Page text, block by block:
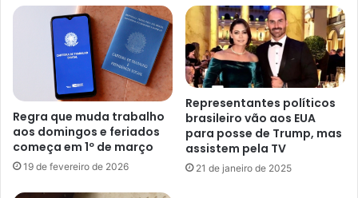
Regra que muda trabalho
aos domingos e feriados
começa em 1º de março
19 de fevereiro de 2026
Representantes políticos
brasileiro vão aos EUA
para posse de Trump, mas
assistem pela TV
21 de janeiro de 2025